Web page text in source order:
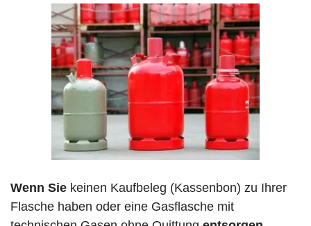
Wenn Sie keinen Kaufbeleg (Kassenbon) zu Ihrer
Flasche haben oder eine Gasflasche mit